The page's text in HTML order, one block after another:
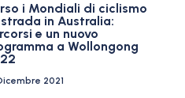
i Mondiali di ciclismo
strada in Australia:
e un nuovo
a Wollongong
2021